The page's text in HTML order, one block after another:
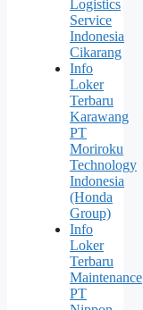
Logistics
Service
Indonesia
Cikarang
Info
Loker
Terbaru
Karawang
PT
Moriroku
Technology
Indonesia
(Honda
Group)
Info
Loker
Terbaru
Maintenance
PT